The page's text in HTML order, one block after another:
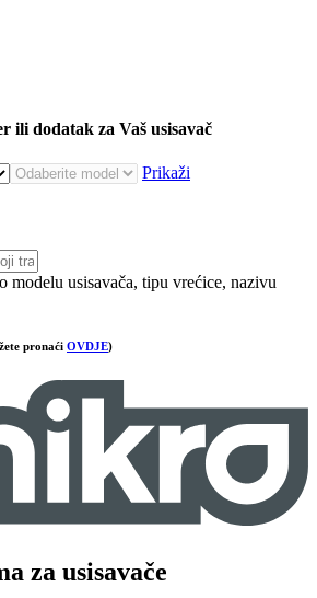
ili dodatak za Vaš usisavač
Prikaži
modelu usisavača, tipu vrećice, nazivu
pronaći OVDJE)
za usisavače